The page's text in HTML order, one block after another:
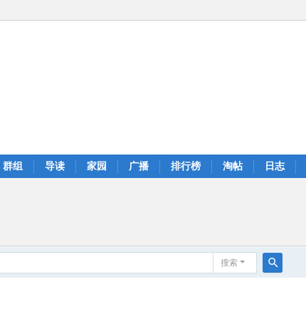
群组 导读 家园 广播 排行榜 淘帖 日志
搜索